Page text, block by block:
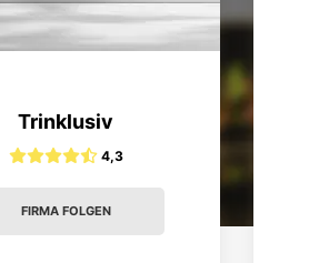
Trinklusiv
4,3
FIRMA FOLGEN